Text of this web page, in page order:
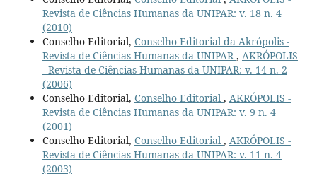
Revista de Ciências Humanas da UNIPAR: v. 18 n. 4
(2010)
Conselho Editorial, Conselho Editorial da Akrópolis -
Revista de Ciências Humanas da UNIPAR , AKRÓPOLIS
- Revista de Ciências Humanas da UNIPAR: v. 14 n. 2
(2006)
Conselho Editorial, Conselho Editorial , AKRÓPOLIS -
Revista de Ciências Humanas da UNIPAR: v. 9 n. 4
(2001)
Conselho Editorial, Conselho Editorial , AKRÓPOLIS -
Revista de Ciências Humanas da UNIPAR: v. 11 n. 4
(2003)